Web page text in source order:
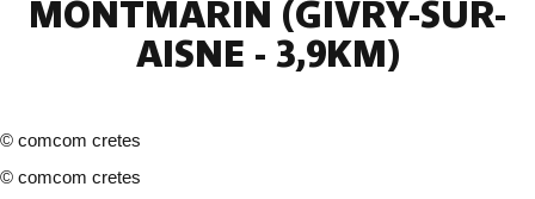
MONTMARIN (GIVRY-SUR-
AISNE - 3,9KM)
© comcom cretes
© comcom cretes